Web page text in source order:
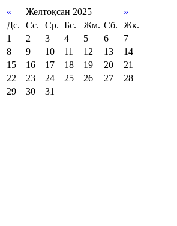
« Желтоқсан 2025
»
Дс.
Сс. Ср. Бс. Жм. Сб.
Жк.
1
2 3 4 5 6
7
8
9 10 11 12 13
14
15
16 17 18 19 20
21
22
23 24 25 26 27
28
29
30 31